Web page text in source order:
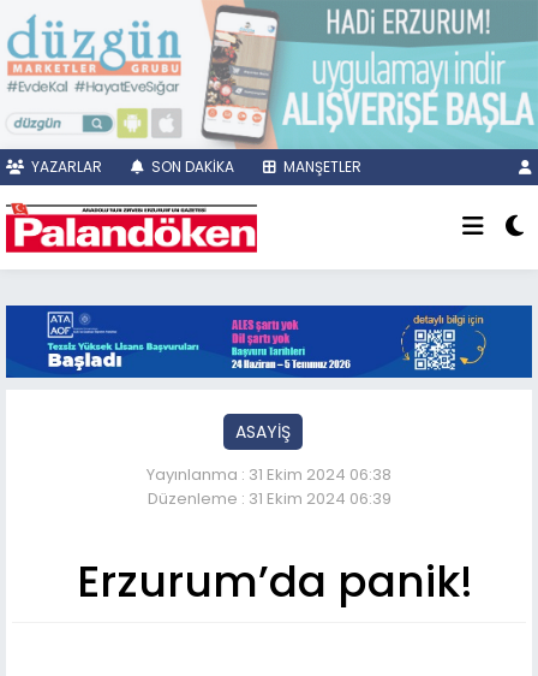
YAZARLAR SON DAKİKA MANŞETLER
ASAYİŞ
Yayınlanma : 31 Ekim 2024 06:38
Düzenleme : 31 Ekim 2024 06:39
Erzurum’da panik!